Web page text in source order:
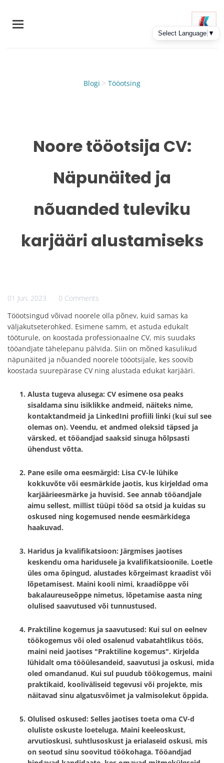
main
Blogi > Tööotsing
Noore tööotsija CV:
Näpunäited ja
nõuanded tuleviku
karjääri alustamiseks
01 Jun, 2023
0 Comments
Tööotsingud võivad noorele olla põnev, kuid samas ka
väljakutseterohked. Esimene samm, et astuda edukalt
tööturule, on koostada professionaalne CV, mis suudaks
tööandjate tähelepanu pälvida. Siin on mõned kasulikud
näpunäited ja nõuanded noorele tööotsijale, kes soovib
koostada suurepärase CV ning alustada edukat karjääri.
Alusta tugeva alusega: CV esimene osa peaks
sisaldama sinu isiklikke andmeid, näiteks nime,
kontaktandmeid ja LinkedIni profiili linki (kui sul see
olemas on). Veendu, et andmed oleksid täpsed ja
värsked, et tööandjad saaksid sinuga hõlpsasti
ühendust võtta.
Pane esile oma eesmärgid: Lisa CV-le lühike
kokkuvõte või eesmärkide jaotis, kus kirjeldad oma
karjäärieesmärke ja huvisid. See annab tööandjale
aimu sellest, millist tüüpi tööd sa otsid ja kuidas su
oskused ning kogemused nende eesmärkidega
haakuvad.
Haridus ja kvalifikatsioon: Järgmises jaotises
keskendu oma haridusele ja kvalifikatsioonile. Loetle
üles oma õpingud, alustades kõrgeimast kraadist või
lõpetamisest. Maini kooli nimi, kraadiõppe või
bakalaureuseõppe nimetus, lõpetamise aasta ning
olulised saavutused või tunnustused.
Praktiline kogemus ja saavutused: Kui sul on eelnev
töökogemus või oled osalenud vabatahtlikus töös,
maini neid jaotises "Praktiline kogemus". Kirjelda
lühidalt oma tööülesandeid, saavutusi ja oskusi, mida
oled omandanud. Kui sul puudub töökogemus, maini
praktikaid, kooliväliseid tegevusi või projekte, mis
näitavad sinu algatusvõimet ja valmisolekut õppida.
Olulised oskused: Selles jaotises toeta oma CV-d
oluliste oskuste loeteluga. Maini keeleoskust,
arvutioskusi, suhtlusoskust ja erialaseid oskusi, mis
on seotud sinu soovitud töökohaga. Tööandjad